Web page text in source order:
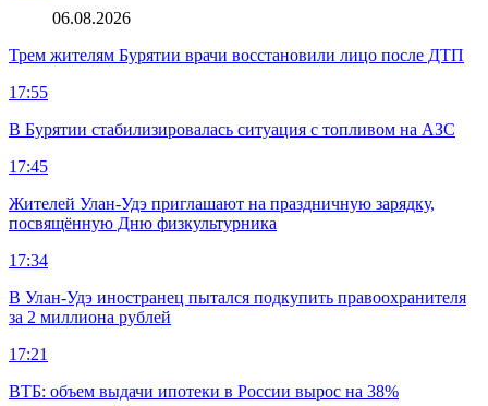
06.08.2026
Трем жителям Бурятии врачи восстановили лицо после ДТП
17:55
В Бурятии стабилизировалась ситуация с топливом на АЗС
17:45
Жителей Улан-Удэ приглашают на праздничную зарядку,
посвящённую Дню физкультурника
17:34
В Улан-Удэ иностранец пытался подкупить правоохранителя
за 2 миллиона рублей
17:21
ВТБ: объем выдачи ипотеки в России вырос на 38%